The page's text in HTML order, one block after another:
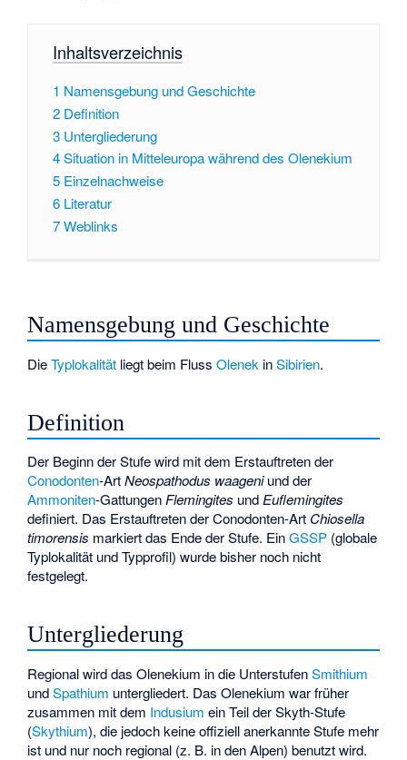
Inhaltsverzeichnis
1 Namensgebung und Geschichte
2 Definition
3 Untergliederung
4Situation in Mitteleuropa während des Olenekium
5 Einzelnachweise
6 Literatur
7Weblinks
Namensgebung und Geschichte
DieTyplokalität liegt beim FlussOlenek inSibirien.
Definition
Der Beginn der Stufe wird mit dem Erstauftreten der
Conodonten-ArtNeospathodus waageniund der
Ammoniten-GattungenFlemingites undEuflemingites
definiert. Das Erstauftreten der Conodonten-Art Chiosella
timorensis markiert das Ende der Stufe. EinGSSP (globale
Typlokalität und Typprofil) wurde bisher noch nicht
festgelegt.
Untergliederung
Regional wird das Olenekium in die UnterstufenSmithium
undSpathium untergliedert. Das Olenekium war früher
zusammen mit dem Indusium ein Teil der Skyth-Stufe
(Skythium), die jedoch keine offiziell anerkannte Stufe mehr
ist und nur noch regional (z. B. in den Alpen) benutzt wird.